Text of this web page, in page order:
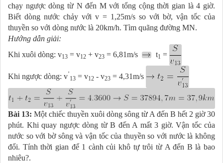
chạy ngược dòng từ N đến M với tổng cộng thời gian là 4 giờ.
Biết dòng nước chảy với v = 1,25m/s so với bờ, vận tốc của
thuyền so với dòng nước là 20km/h. Tìm quãng đường MN.
Hướng dẫn giải:
Khi xuôi dòng: v13 = v12­ + v23 = 6,81m/s t1 =
Khi ngược dòng: v’
13 = v12­ - v23 = 4,31m/s
Bài 13: Một chiếc thuyền xuôi dòng sông từ A đến B hết 2 giờ 30
phút. Khi quay ngược dòng từ B đến A mất 3 giờ. Vận tốc của
nước so với bờ sông và vận tốc của thuyền so với nước là không
đổi. Tính thời gian để 1 cành củi khô tự trôi từ A đến B là bao
nhiêu?.